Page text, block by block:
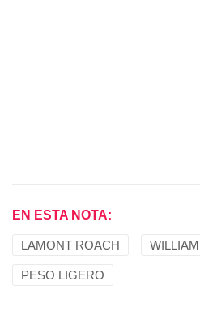
EN ESTA NOTA:
LAMONT ROACH
PESO LIGERO